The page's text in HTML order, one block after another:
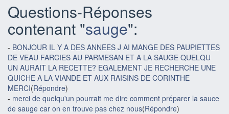
Questions-Réponses
contenant "sauge":
- BONJOUR IL Y A DES ANNEES J AI MANGE DES PAUPIETTES
DE VEAU FARCIES AU PARMESAN ET A LA SAUGE QUELQU
UN AURAIT LA RECETTE? EGALEMENT JE RECHERCHE UNE
QUICHE A LA VIANDE ET AUX RAISINS DE CORINTHE
MERCI(Répondre)
- merci de quelqu'un pourrait me dire comment préparer la sauce
de sauge car on en trouve pas chez nous(Répondre)